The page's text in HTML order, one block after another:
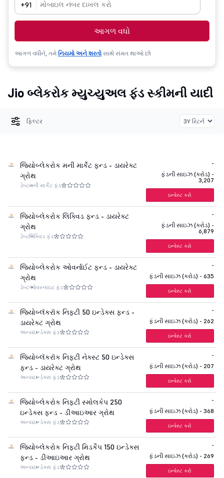
+91
આગળ વધો
આગળ વધીને, તમે નિયમો અને શરતો સાથે સંમત થાઓ છો
Jio બ્લેકરોક મ્યુચ્યુઅલ ફંડ સ્કીમની યાદી
ફિલ્ટર
જિયોબ્લેકરોક મની માર્કેટ ફન્ડ - ડાયરેક્ટ
ગ્રોથ
ડેબ્ટમની માર્કેટ ફંડ
-
ફંડની સાઇઝ (કરોડ) -
3,207
ઇન્વેસ્ટ કરો
જિયોબ્લેકરોક લિક્વિડ ફન્ડ - ડાયરેક્ટ
ગ્રોથ
ડેબ્ટલિક્વિડ ફંડ
-
ફંડની સાઇઝ (કરોડ) -
6,879
ઇન્વેસ્ટ કરો
જિયોબ્લેકરોક ઓવર્નાઈટ ફન્ડ - ડાયરેક્ટ
ગ્રોથ
ડેબ્ટઓવરનાઇટ ફંડ
-
ફંડની સાઇઝ (કરોડ) - 635
ઇન્વેસ્ટ કરો
જિયોબ્લૅકરૉક નિફ્ટી 50 ઇન્ડેક્સ ફન્ડ -
ડાયરેક્ટ ગ્રોથ
અન્યઇન્ડેક્સ ફંડ
-
ફંડની સાઇઝ (કરોડ) - 262
ઇન્વેસ્ટ કરો
જિયોબ્લૅકરૉક નિફ્ટી નેક્સ્ટ 50 ઇન્ડેક્સ
ફન્ડ - ડાયરેક્ટ ગ્રોથ
અન્યઇન્ડેક્સ ફંડ
-
ફંડની સાઇઝ (કરોડ) - 207
ઇન્વેસ્ટ કરો
જિયોબ્લેકરોક નિફ્ટી સ્મોલકેપ 250
ઇન્ડેક્સ ફન્ડ - ડીઆઇઆર ગ્રોથ
અન્યઇન્ડેક્સ ફંડ
-
ફંડની સાઇઝ (કરોડ) - 368
ઇન્વેસ્ટ કરો
જિયોબ્લેકરોક નિફ્ટી મિડકૈપ 150 ઇન્ડેક્સ
ફન્ડ - ડીઆઇઆર ગ્રોથ
અન્યઇન્ડેક્સ ફંડ
-
ફંડની સાઇઝ (કરોડ) - 269
ઇન્વેસ્ટ કરો